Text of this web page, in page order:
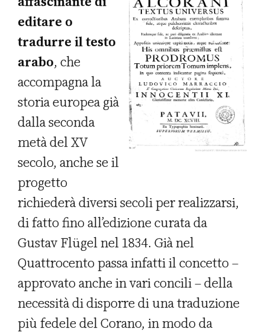
editare o
tradurre il testo
arabo, che
accompagna la
storia europea già
dalla seconda
metà del XV
secolo, anche se il
progetto
richiederà diversi secoli per realizzarsi,
di fatto fino all’edizione curata da
Gustav Flügel nel 1834. Già nel
Quattrocento passa infatti il concetto –
approvato anche in vari concili – della
necessità di disporre di una traduzione
più fedele del Corano, in modo da